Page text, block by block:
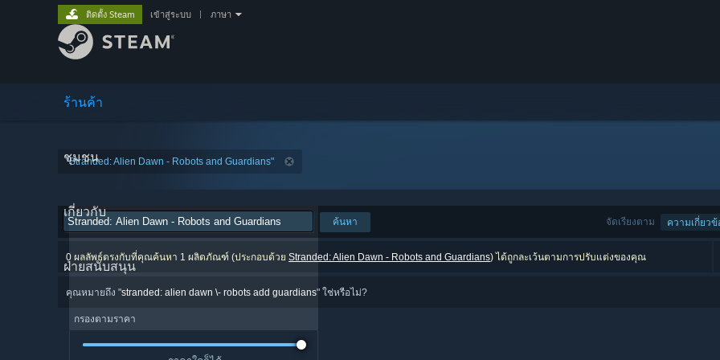
ร้านค้า
ชุมชน
เกี่ยวกับ
ฝ่ายสนับสนุน
ติดตั้ง Steam เข้าสู่ระบบ ภาษา
"Stranded: Alien Dawn - Robots and Guardians"
จัดเรียงตาม ความเกี่ยวข้
ค้นหา
0 ผลลัพธ์ตรงกับที่คุณค้นหา 1 ผลิตภัณฑ์ (ประกอบด้วย Stranded: Alien Dawn - Robots and Guardians) ได้ถูกละเว้นตามการปรับแต่งของคุณ
คุณหมายถึง "stranded: alien dawn \- robots add guardians" ใช่หรือไม่?
กรองตามราคา